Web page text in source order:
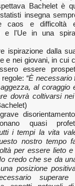
Bachelet è
insegna
caos e difficoltà
e l'Ue in una
ispirazione dalla
e nei giovani, in cui
essere
“È necessario
al coraggio
dovrà coltivarsi
quasi
i tempi la vita
nostro tempo
per essere lieto
credo che se da
posizione